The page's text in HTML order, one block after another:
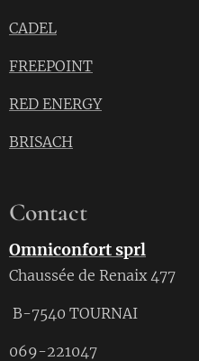
CADEL
FREEPOINT
RED ENERGY
BRISACH
Contact
Omniconfort sprl
Chaussée de Renaix 477
B-7540 TOURNAI
069-221047